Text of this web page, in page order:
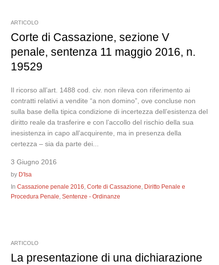
ARTICOLO
Corte di Cassazione, sezione V
penale, sentenza 11 maggio 2016, n.
19529
Il ricorso all’art. 1488 cod. civ. non rileva con riferimento ai
contratti relativi a vendite “a non domino”, ove concluse non
sulla base della tipica condizione di incertezza dell’esistenza del
diritto reale da trasferire e con l’accollo del rischio della sua
inesistenza in capo all’acquirente, ma in presenza della
certezza – sia da parte dei...
3 Giugno 2016
by D'Isa
InCassazione penale 2016,Corte di Cassazione, Diritto Penale e
Procedura Penale,Sentenze - Ordinanze
ARTICOLO
La presentazione di una dichiarazione